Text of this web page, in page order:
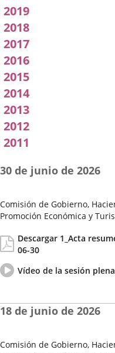
2019
2018
2017
2016
2015
2014
2013
2012
2011
Comisión de Gobierno,
Promoción Económica y
de
la
Sesión
30 de junio de 2026
Descargar 1_Acta
06-30
Vídeo
del
Vídeo de la sesión
Comisión de Gobierno,
18 de junio de 2026